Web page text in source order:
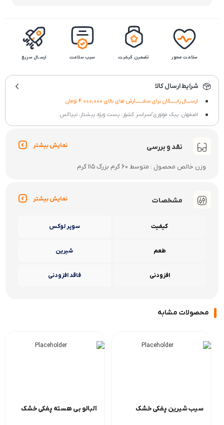
سلامت محور تضمین کیفیت سیب سلامت ارســال سریع
شرایط ارسال کالا
ارســــال رایـــــگان برای سفــــــــارش های بالای 4.000,000 تومان
اصفهان: پیک موتوری/سراسر کشور: پست ویژه، پیشتاز، تیپاکس
نقد و بررسی نمایش بیشتر
وزن خالص محصول : متوسط 60 گرم بزرگ 115 گرم
مشخصات نمایش بیشتر
کیفیت سوپر لوکس
طعم شیرین
افزودنی فاقد افزودنی
محصولات مشابه
سیب شیرین پفکی خشک آلبالو بی هسته پفکی خشک